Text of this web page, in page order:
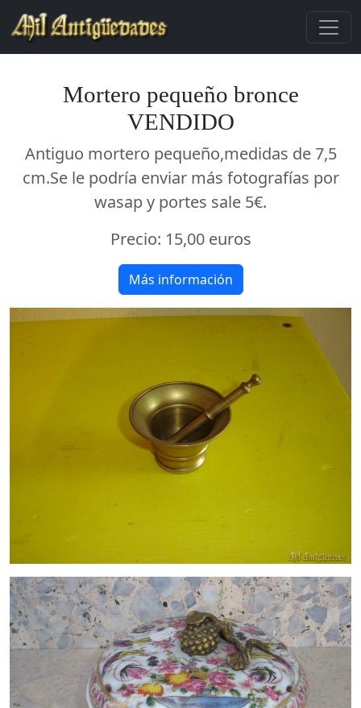
Mortero pequeño bronce
VENDIDO
Antiguo mortero pequeño,medidas de 7,5
cm.Se le podría enviar más fotografías por
wasap y portes sale 5€.
Precio: 15,00 euros
Más información